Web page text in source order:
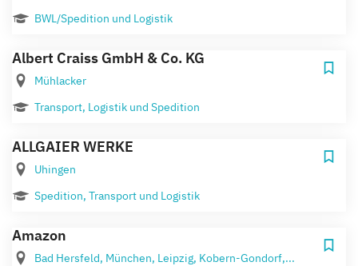
BWL/Spedition und Logistik
Albert Craiss GmbH & Co. KG
Mühlacker
Transport, Logistik und Spedition
ALLGAIER WERKE
Uhingen
Spedition, Transport und Logistik
Amazon
Bad Hersfeld, München, Leipzig, Kobern-Gondorf,...